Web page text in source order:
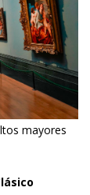
mayores